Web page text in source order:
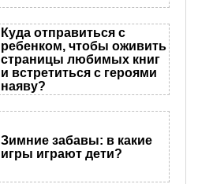
Куда отправиться с
ребенком, чтобы оживить
страницы любимых книг
и встретиться с героями
наяву?
Зимние забавы: в какие
игры играют дети?